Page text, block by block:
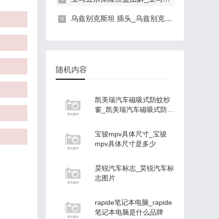
乌兹别克斯坦 插头_乌兹别克斯坦插头标准
随机内容
凯美瑞汽车磁吸式防蚊纱
窗_凯美瑞汽车磁吸式防蚊
宝骏mpv具体尺寸_宝骏
mpv具体尺寸是多少
昊锐汽车标志_昊锐汽车标
志图片
rapide笔记本电脑_rapide
笔记本电脑是什么品牌